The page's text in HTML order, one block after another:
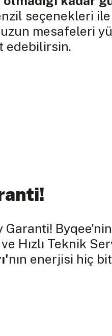
seçenekleri
mesafeleri
edebilirsin.
Garanti!
Hızlı Teknik
nın enerjisi hiç